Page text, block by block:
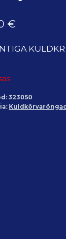
€
323050